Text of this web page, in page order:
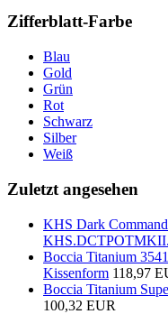
Zifferblatt-Farbe
Blau
Gold
Grün
Rot
Schwarz
Silber
Weiß
Zuletzt angesehen
KHS Dark
Boccia Titanium
Kissenform 118,97
Boccia Titanium
100,32 EUR